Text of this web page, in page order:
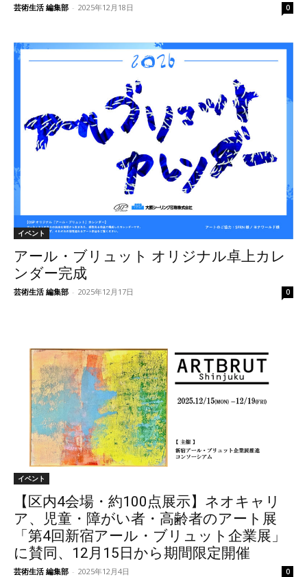
芸術生活 編集部 - 2025年12月18日 0
イベント
アール・ブリュット オリジナル卓上カレ
ンダー完成
芸術生活 編集部 - 2025年12月17日 0
イベント
【区内4会場・約100点展示】ネオキャリ
ア、児童・障がい者・高齢者のアート展
「第4回新宿アール・ブリュット企業展」
に賛同、12月15日から期間限定開催
芸術生活 編集部 - 2025年12月4日 0